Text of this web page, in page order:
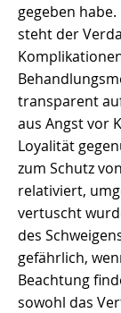
gegeben
steht der
transparent
aus Angst vor
Loyalität
zum Schutz
relativiert,
vertuscht
des
gefährlich,
Beachtung
sowohl das